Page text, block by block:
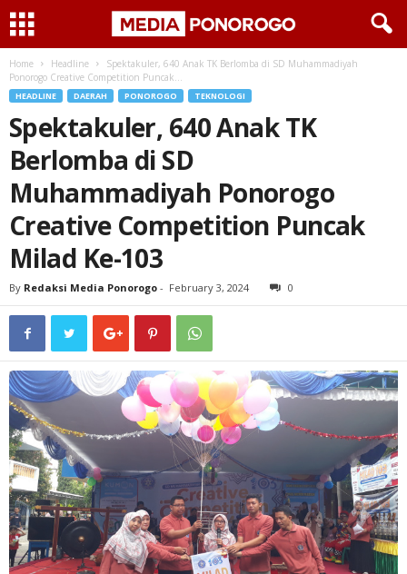
Home Headline
Spektakuler, 640 Anak TK Berlomba di SD Muhammadiyah
Ponorogo Creative Competition Puncak...
HEADLINE DAERAH PONOROGO TEKNOLOGI
Spektakuler, 640 Anak TK
Berlomba di SD
Muhammadiyah Ponorogo
Creative Competition Puncak
Milad Ke-103
By Redaksi Media Ponorogo - February 3, 2024 0